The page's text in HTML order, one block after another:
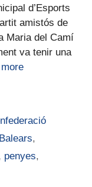
d’Esports
amistós de
Maria del Camí
va tenir una
,
penyes,